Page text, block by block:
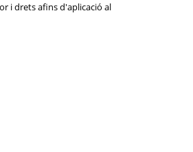
i drets afins d'aplicació al